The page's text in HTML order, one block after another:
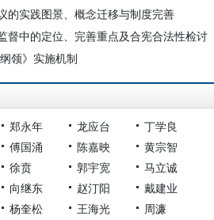
的实践图景、概念迁移与制度完善
督中的定位、完善重点及合宪合法性检讨
领》实施机制
郑永年 龙应台
丁学良
傅国涌 陈嘉映
黄宗智
徐贲 郭宇宽
马立诚
向继东 赵汀阳
戴建业
杨奎松 王海光
周濂